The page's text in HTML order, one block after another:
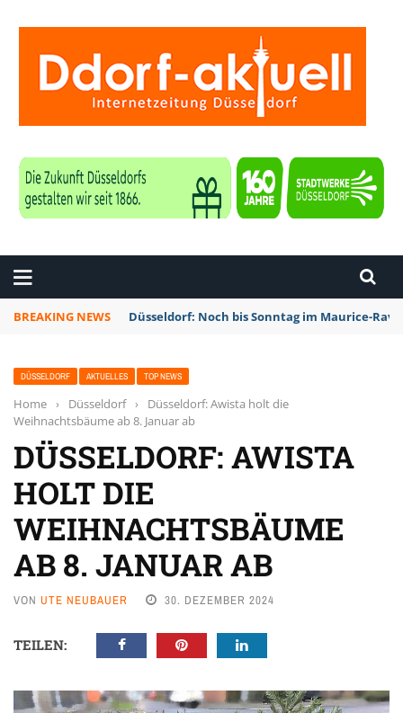
BREAKING NEWS Düsseldorf: Noch bis Sonntag im Maurice-
DÜSSELDORF AKTUELLES TOP NEWS
Home › Düsseldorf ›
Düsseldorf: Awista holt die
Weihnachtsbäume ab 8. Januar ab
DÜSSELDORF: AWISTA
HOLT DIE
WEIHNACHTSBÄUME
AB 8. JANUAR AB
VON UTE NEUBAUER 30. DEZEMBER 2024
TEILEN: